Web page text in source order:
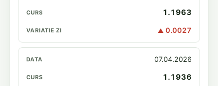
1.1963
▲ 0.0027
07.04.2026
1.1936